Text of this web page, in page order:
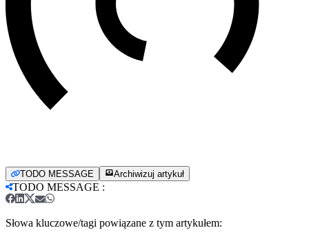
TODO MESSAGE Archiwizuj artykuł
TODO MESSAGE :
Słowa kluczowe/tagi powiązane z tym artykułem: